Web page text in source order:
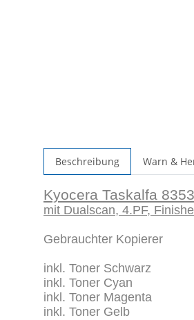
Beschreibung Warn &
Kyocera Taskalfa
mit Dualscan, 4.PF,
Gebrauchter Kopierer
inkl. Toner Schwarz
inkl. Toner Cyan
inkl. Toner Magenta
inkl. Toner Gelb